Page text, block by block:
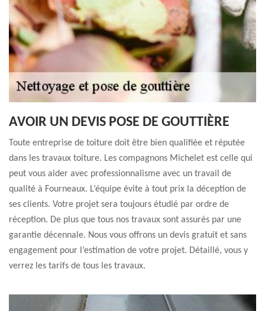
AVOIR UN DEVIS POSE DE GOUTTIÈRE
Toute entreprise de toiture doit être bien qualifiée et réputée
dans les travaux toiture. Les compagnons Michelet est celle qui
peut vous aider avec professionnalisme avec un travail de
qualité à Fourneaux. L’équipe évite à tout prix la déception de
ses clients. Votre projet sera toujours étudié par ordre de
réception. De plus que tous nos travaux sont assurés par une
garantie décennale. Nous vous offrons un devis gratuit et sans
engagement pour l’estimation de votre projet. Détaillé, vous y
verrez les tarifs de tous les travaux.